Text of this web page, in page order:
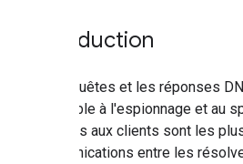
Introduction
Les requêtes et les réponses
vulnérable à l'espionnage et au
récursifs aux clients sont les
communications entre les